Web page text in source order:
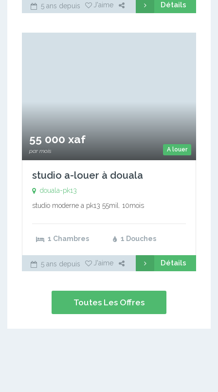
5 ans depuis J'aime Détails
A louer
55 000 xaf
par mois
studio a-louer à douala
douala-pk13
studio moderne a pk13 55mil. 10mois
1 Chambres 1 Douches
5 ans depuis J'aime Détails
Toutes Les Offres